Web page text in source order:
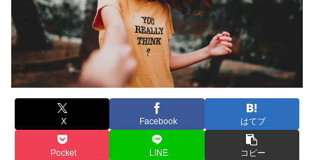
X Facebook はてブ
Pocket LINE コピー